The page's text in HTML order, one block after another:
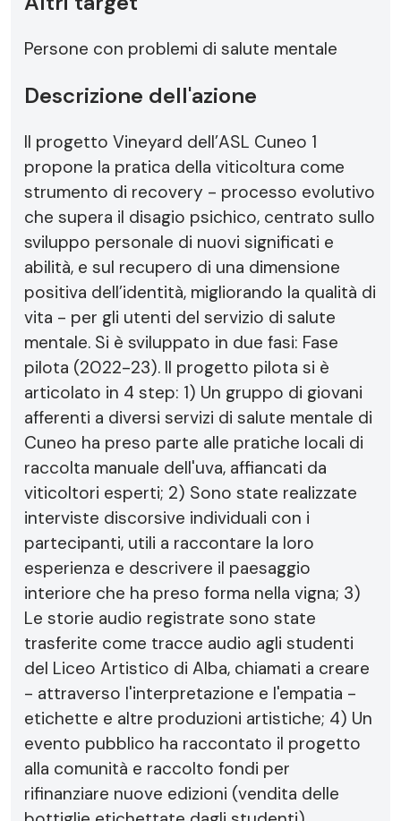
Persone con problemi di salute mentale
Descrizione dell'azione
Il progetto Vineyard dell’ASL Cuneo 1
propone la pratica della viticoltura come
strumento di recovery - processo evolutivo
che supera il disagio psichico, centrato sullo
sviluppo personale di nuovi significati e
abilità, e sul recupero di una dimensione
positiva dell’identità, migliorando la qualità di
vita - per gli utenti del servizio di salute
mentale. Si è sviluppato in due fasi: Fase
pilota (2022-23). Il progetto pilota si è
articolato in 4 step: 1) Un gruppo di giovani
afferenti a diversi servizi di salute mentale di
Cuneo ha preso parte alle pratiche locali di
raccolta manuale dell'uva, affiancati da
viticoltori esperti; 2) Sono state realizzate
interviste discorsive individuali con i
partecipanti, utili a raccontare la loro
esperienza e descrivere il paesaggio
interiore che ha preso forma nella vigna; 3)
Le storie audio registrate sono state
trasferite come tracce audio agli studenti
del Liceo Artistico di Alba, chiamati a creare
- attraverso l'interpretazione e l'empatia -
etichette e altre produzioni artistiche; 4) Un
evento pubblico ha raccontato il progetto
alla comunità e raccolto fondi per
rifinanziare nuove edizioni (vendita delle